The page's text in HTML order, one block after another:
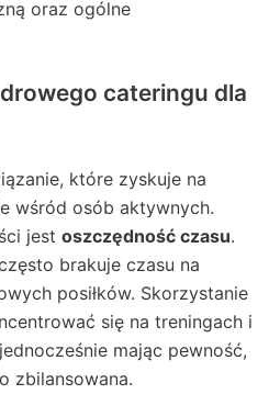
oraz ogólne
cateringu dla
które zyskuje na
wśród osób aktywnych.
jest oszczędność czasu.
brakuje czasu na
posiłków. Skorzystanie
się na treningach i
mając pewność,
zbilansowana.